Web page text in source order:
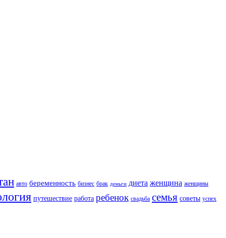
авто беременность бизнес брак деньги диета женщина женщины
путешествие работа ребенок свадьба семья советы успех